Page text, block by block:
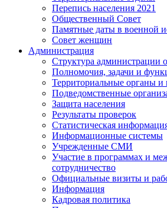
Перепись населения 2021
Общественный Совет
Памятные даты в военной
Совет женщин
Администрация
Структура администрации
Полномочия, задачи и
Территориальные органы и
Подведомственные
Защита населения
Результаты проверок
Статистическая
Информационные системы
Учрежденные СМИ
Участие в программах и
сотрудничество
Официальные визиты и
Информация
Кадровая политика